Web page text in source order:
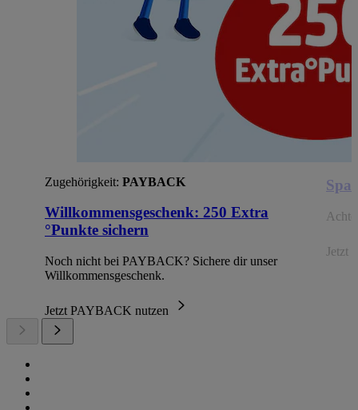
Zugehörigkeit: PAYBACK
Willkommensgeschenk: 250 Extra
°Punkte sichern
Noch nicht bei PAYBACK? Sichere dir unser
Willkommensgeschenk.
Jetzt PAYBACK nutzen
Jetzt